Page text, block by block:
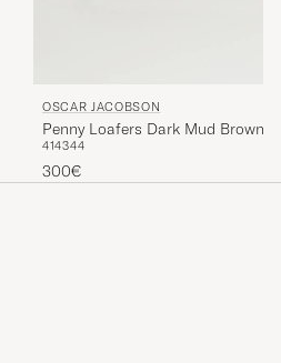
OSCAR JACOBSON
Penny Loafers Dark Mud Brown
414344
300€